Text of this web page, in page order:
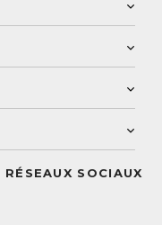
SOCIAUX